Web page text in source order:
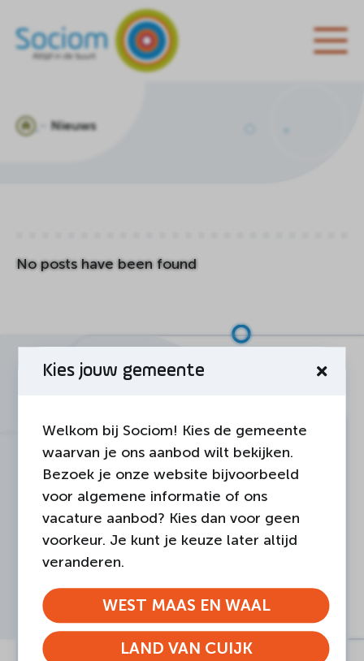
GaNieuws
No posts have been found
Ga
naar
de
Contact
Contact
Kies jouw gemeente
Welkom bij Sociom! Kies de gemeente
waarvan je ons aanbod wilt bekijken.
Bezoek je onze website bijvoorbeeld
voor algemene informatie of ons
vacature aanbod? Kies dan voor geen
voorkeur. Je kunt je keuze later altijd
veranderen.
WEST MAAS EN WAAL
LAND VAN CUIJK